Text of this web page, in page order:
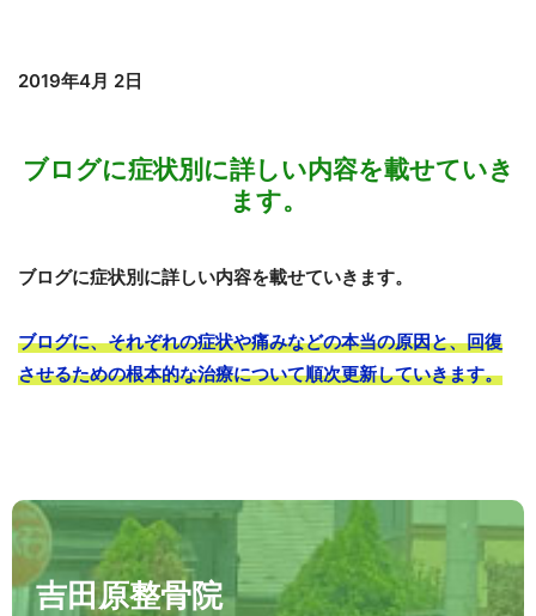
2019年4月 2日
ブログに症状別に詳しい内容を載せていき
ます。
ブログに症状別に詳しい内容を載せていきます。
ブログに、それぞれの症状や痛みなどの本当の原因と、回復
させるための根本的な治療について順次更新していきます。
吉田原整骨院